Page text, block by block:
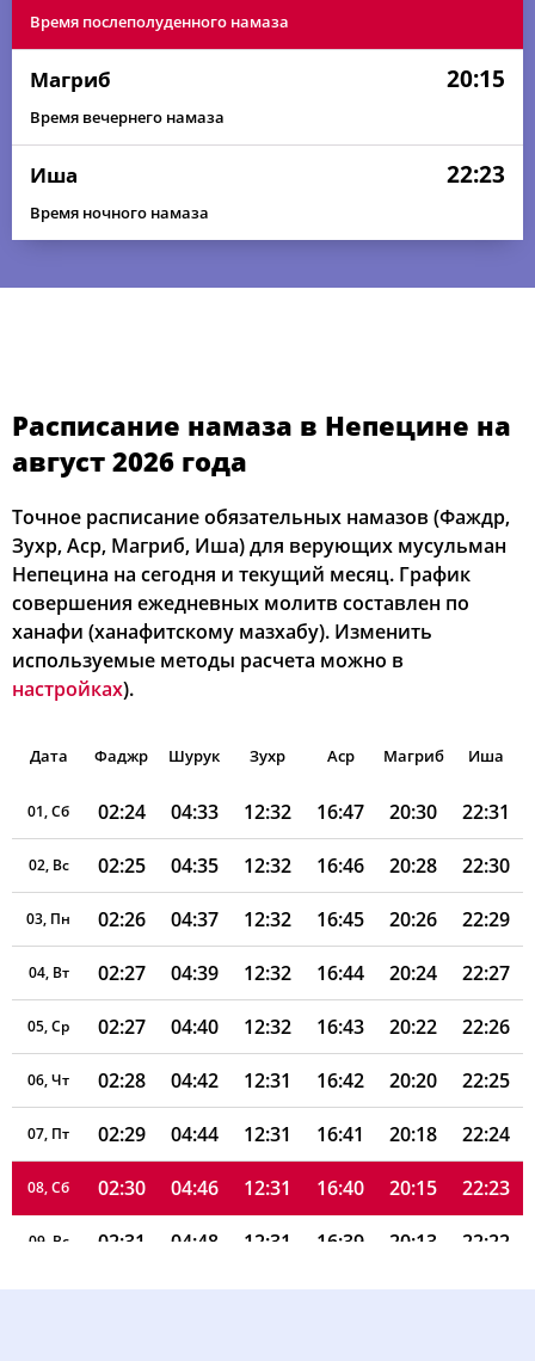
Время послеполуденного намаза
Магриб 20:15
Время вечернего намаза
Иша 22:23
Время ночного намаза
Расписание намаза в Непецине на
август 2026 года
Точное расписание обязательных намазов (Фаждр,
Зухр, Аср, Магриб, Иша) для верующих мусульман
Непецина на сегодня и текущий месяц. График
совершения ежедневных молитв составлен по
ханафи (ханафитскому мазхабу). Изменить
используемые методы расчета можно в
настройках).
Дата Фаджр Шурук Зухр Аср Магриб Иша
01, Сб 02:24 04:33 12:32 16:47 20:30 22:31
02, Вс 02:25 04:35 12:32 16:46 20:28 22:30
03, Пн 02:26 04:37 12:32 16:45 20:26 22:29
04, Вт 02:27 04:39 12:32 16:44 20:24 22:27
05, Ср 02:27 04:40 12:32 16:43 20:22 22:26
06, Чт 02:28 04:42 12:31 16:42 20:20 22:25
07, Пт 02:29 04:44 12:31 16:41 20:18 22:24
08, Сб 02:30 04:46 12:31 16:40 20:15 22:23
09, Вс 02:31 04:48 12:31 16:39 20:13 22:22
10, Пн 02:31 04:50 12:31 16:38 20:11 22:21